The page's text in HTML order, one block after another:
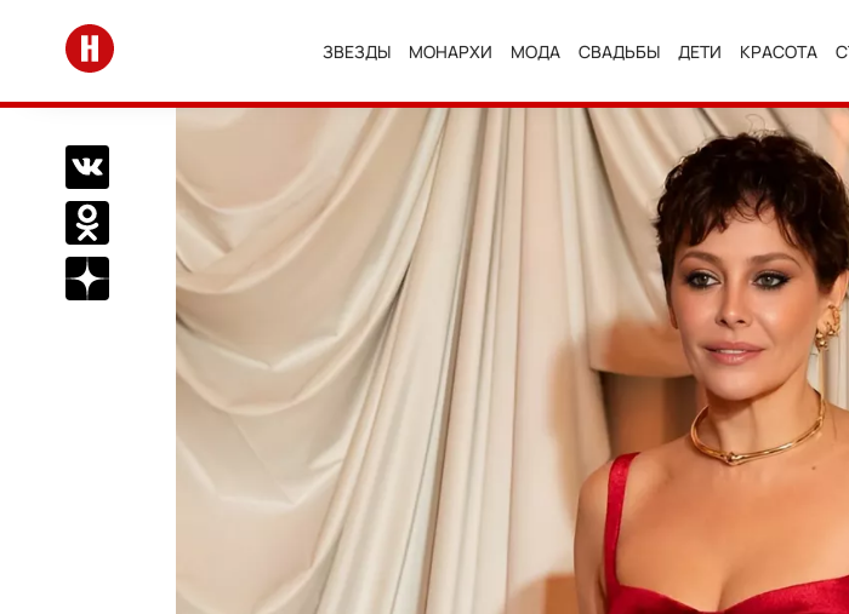
Перейти на главную
ЗВЕЗДЫ МОНАРХИ МОДА СВАДЬБЫ ДЕТИ КРАСОТА
Поделиться Вконтакте
Поделиться в Одноклассниках
Подписаться на нас в Дзен